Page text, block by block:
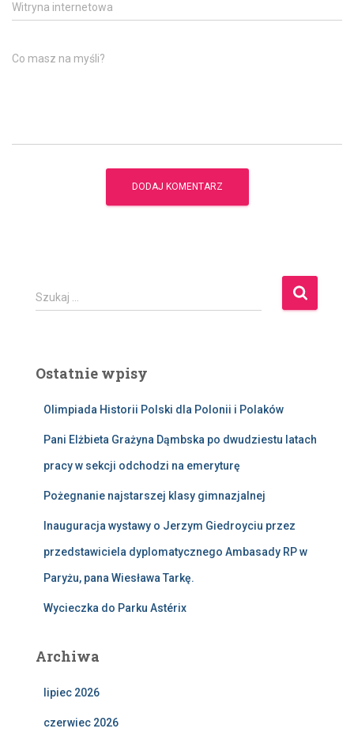
Witryna internetowa
Co masz na myśli?
S
z
j
Szukaj …
Ostatnie wpisy
Olimpiada Historii Polski dla Polonii i Polaków
Pani Elżbieta Grażyna Dąmbska po dwudziestu latach
pracy w sekcji odchodzi na emeryturę
Pożegnanie najstarszej klasy gimnazjalnej
Inauguracja wystawy o Jerzym Giedroyciu przez
przedstawiciela dyplomatycznego Ambasady RP w
Paryżu, pana Wiesława Tarkę.
Wycieczka do Parku Astérix
Archiwa
lipiec 2026
czerwiec 2026